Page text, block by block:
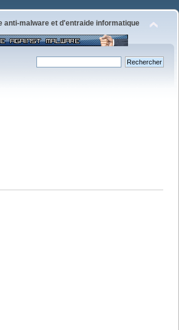
anti-malware et d'entraide informatique